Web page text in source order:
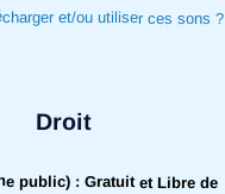
et/ou utiliser ces sons ?
Droit
public) : Gratuit et Libre de